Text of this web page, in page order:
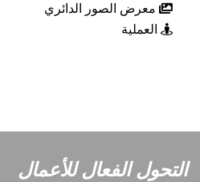
معرض الصور الدائري
العملية
التحول الفعال للأعمال